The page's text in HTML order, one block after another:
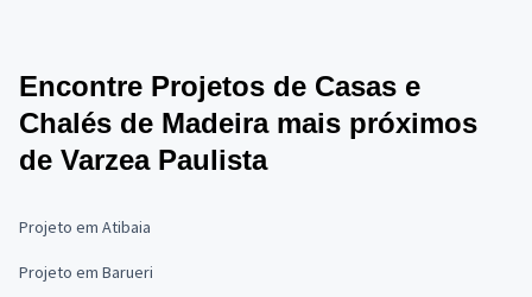
Encontre Projetos de Casas e
Chalés de Madeira mais próximos
de Varzea Paulista
Projeto em Atibaia
Projeto em Barueri